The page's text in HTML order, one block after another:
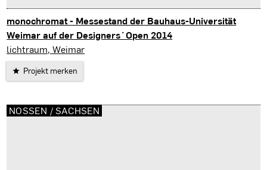
monochromat - Messestand der Bauhaus-Universität
Weimar auf der Designers´Open 2014
Leipzig
lichtraum, Weimar
Projekt merken
NOSSEN / SACHSEN